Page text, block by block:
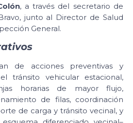
, a través del secretario de
junto al Director de Salud
General.
de acciones preventivas y
tránsito vehicular estacional,
horarias de mayor flujo,
de filas, coordinación
de carga y tránsito vecinal, y